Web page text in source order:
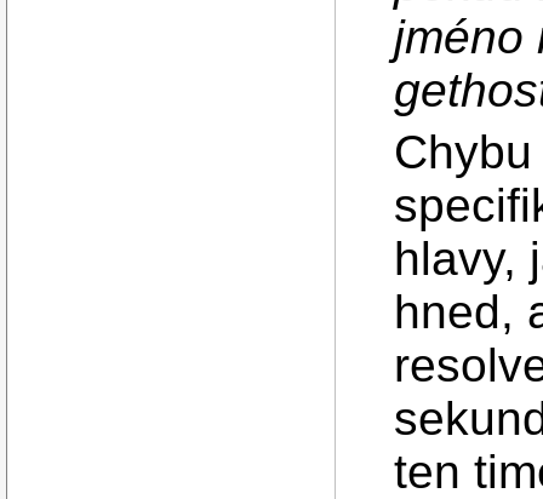
jméno
hlavy,
hned,
ten